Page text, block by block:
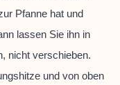
Pfanne hat und
lassen Sie ihn in
nicht verschieben.
und von oben